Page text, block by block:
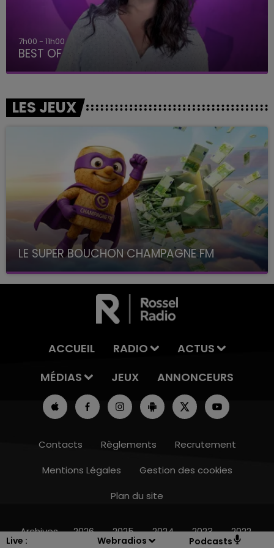
Live :
Webradios Podcasts
16h00 - 20h00
7h00 - 11h00
BEST OF
LES JEUX
LE SUPER BOUCHON CHAMPAGNE FM
avec La Famille Champagne FM, à 8H10
ACCUEIL RADIO
ACTUS
MÉDIAS
JEUX ANNONCEURS
Contacts Règlements
Recrutement
Mentions Légales
Gestion des cookies
Plan du site
Archives 2026 2025 2024 2023 2022